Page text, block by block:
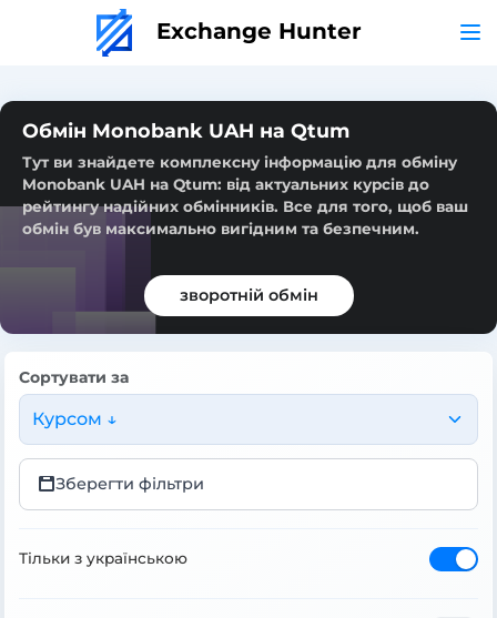
Exchange Hunter
Обмін Monobank UAH на Qtum
Тут ви знайдете комплексну інформацію для обміну
Monobank UAH на Qtum: від актуальних курсів до
рейтингу надійних обмінників. Все для того, щоб ваш
обмін був максимально вигідним та безпечним.
зворотній обмін
Сортувати за
Курсом ↓
Зберегти фільтри
Тільки з українською